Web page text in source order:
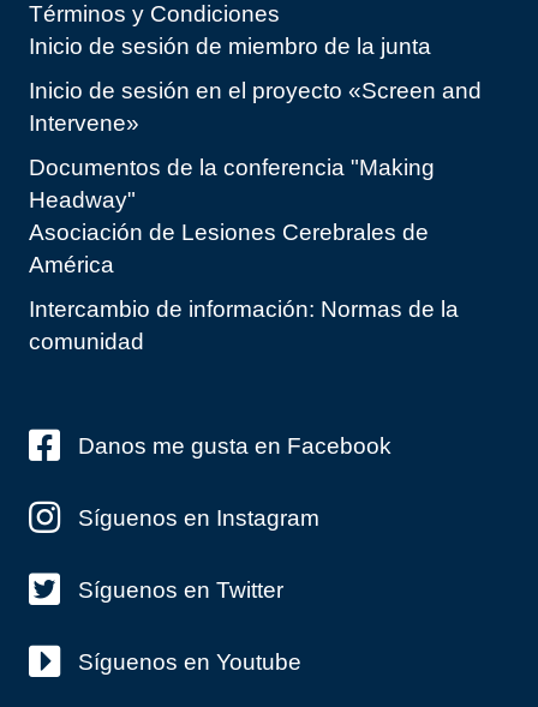
Términos y Condiciones
Inicio de sesión de miembro de la junta
Inicio de sesión en el proyecto «Screen and
Intervene»
Documentos de la conferencia "Making
Headway"
Asociación de Lesiones Cerebrales de
América
Intercambio de información: Normas de la
comunidad
Danos me gusta en Facebook
Síguenos en Instagram
Síguenos en Twitter
Síguenos en Youtube